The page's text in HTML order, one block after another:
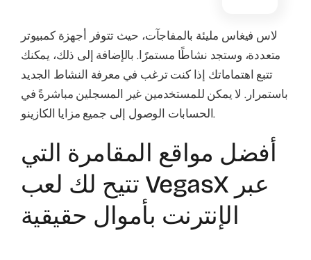
لاس فيغاس مليئة بالمفاجآت، حيث تتوفر أجهزة كمبيوتر
متعددة، وستجد نشاطًا مستمرًا. بالإضافة إلى ذلك، يمكنك
تتبع اهتماماتك إذا كنت ترغب في معرفة النشاط الجديد
باستمرار. لا يمكن للمستخدمين غير المسجلين مباشرةً في
الحسابات الوصول إلى جميع مزايا الكازينو.
أفضل مواقع المقامرة التي
تتيح لك لعب VegasX عبر
الإنترنت بأموال حقيقية